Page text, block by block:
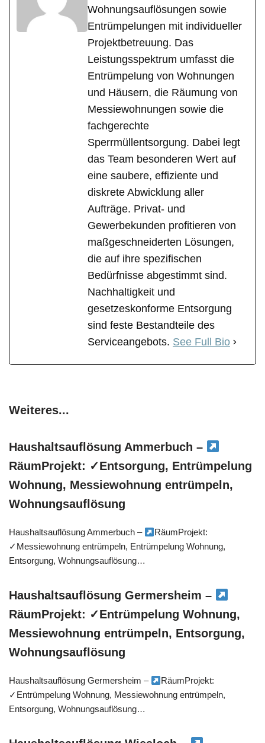
Wohnungsauflösungen sowie
Entrümpelungen mit individueller
Projektbetreuung. Das
Leistungsspektrum umfasst die
Entrümpelung von Wohnungen
und Häusern, die Räumung von
Messiewohnungen sowie die
fachgerechte
Sperrmüllentsorgung. Dabei legt
das Team besonderen Wert auf
eine saubere, effiziente und
diskrete Abwicklung aller
Aufträge. Privat- und
Gewerbekunden profitieren von
maßgeschneiderten Lösungen,
die auf ihre spezifischen
Bedürfnisse abgestimmt sind.
Nachhaltigkeit und
gesetzeskonforme Entsorgung
sind feste Bestandteile des
Serviceangebots. See Full Bio
Weiteres...
Haushaltsauflösung Ammerbuch –
RäumProjekt: ✓Entsorgung, Entrümpelung
Wohnung, Messiewohnung entrümpeln,
Wohnungsauflösung
Haushaltsauflösung Ammerbuch –
RäumProjekt:
✓Messiewohnung entrümpeln, Entrümpelung Wohnung,
Entsorgung, Wohnungsauflösung…
Haushaltsauflösung Germersheim –
RäumProjekt: ✓Entrümpelung Wohnung,
Messiewohnung entrümpeln, Entsorgung,
Wohnungsauflösung
Haushaltsauflösung Germersheim –
RäumProjekt:
✓Entrümpelung Wohnung, Messiewohnung entrümpeln,
Entsorgung, Wohnungsauflösung…